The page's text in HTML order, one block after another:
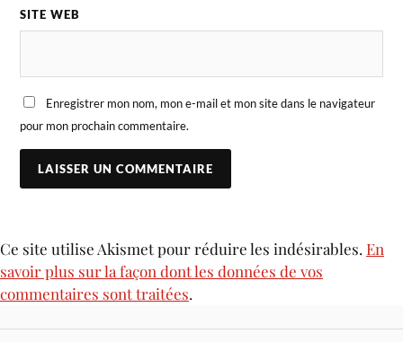
SITE WEB
Enregistrer mon nom, mon e-mail et mon site dans le navigateur
pour mon prochain commentaire.
Ce site utilise Akismet pour réduire les indésirables. En
savoir plus sur la façon dont les données de vos
commentaires sont traitées.